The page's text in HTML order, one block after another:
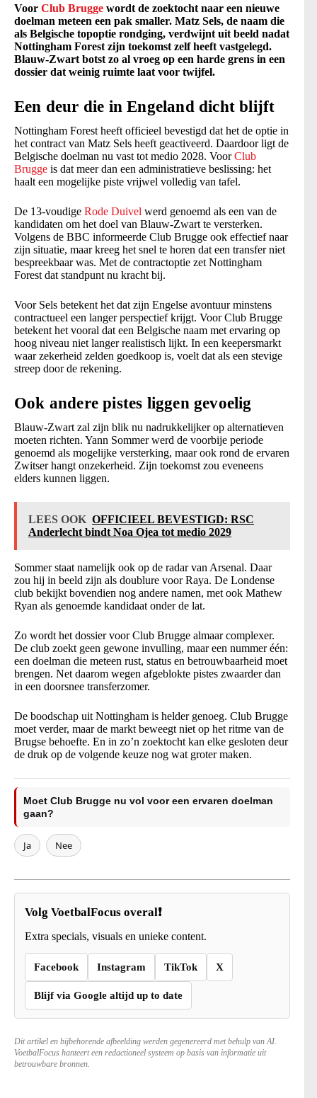
Voor Club Brugge wordt de zoektocht naar een nieuwe
doelman meteen een pak smaller. Matz Sels, de naam die
als Belgische topoptie rondging, verdwijnt uit beeld nadat
Nottingham Forest zijn toekomst zelf heeft vastgelegd.
Blauw-Zwart botst zo al vroeg op een harde grens in een
dossier dat weinig ruimte laat voor twijfel.
Een deur die in Engeland dicht blijft
Nottingham Forest heeft officieel bevestigd dat het de optie in
het contract van Matz Sels heeft geactiveerd. Daardoor ligt de
Belgische doelman nu vast tot medio 2028. VoorClub
Brugge is dat meer dan een administratieve beslissing: het
haalt een mogelijke piste vrijwel volledig van tafel.
De 13-voudige Rode Duivel werd genoemd als een van de
kandidaten om het doel van Blauw-Zwart te versterken.
Volgens de BBC informeerde Club Brugge ook effectief naar
zijn situatie, maar kreeg het snel te horen dat een transfer niet
bespreekbaar was. Met de contractoptie zet Nottingham
Forest dat standpunt nu kracht bij.
Voor Sels betekent het dat zijn Engelse avontuur minstens
contractueel een langer perspectief krijgt. Voor Club Brugge
betekent het vooral dat een Belgische naam met ervaring op
hoog niveau niet langer realistisch lijkt. In een keepersmarkt
waar zekerheid zelden goedkoop is, voelt dat als een stevige
streep door de rekening.
Ook andere pistes liggen gevoelig
Blauw-Zwart zal zijn blik nu nadrukkelijker op alternatieven
moeten richten. Yann Sommer werd de voorbije periode
genoemd als mogelijke versterking, maar ook rond de ervaren
Zwitser hangt onzekerheid. Zijn toekomst zou eveneens
elders kunnen liggen.
LEES OOK OFFICIEEL BEVESTIGD: RSC
Anderlecht bindt Noa Ojea tot medio 2029
Sommer staat namelijk ook op de radar van Arsenal. Daar
zou hij in beeld zijn als doublure voor Raya. De Londense
club bekijkt bovendien nog andere namen, met ook Mathew
Ryan als genoemde kandidaat onder de lat.
Zo wordt het dossier voor Club Brugge almaar complexer.
De club zoekt geen gewone invulling, maar een nummer één:
een doelman die meteen rust, status en betrouwbaarheid moet
brengen. Net daarom wegen afgeblokte pistes zwaarder dan
in een doorsnee transferzomer.
De boodschap uit Nottingham is helder genoeg. Club Brugge
moet verder, maar de markt beweegt niet op het ritme van de
Brugse behoefte. En in zo’n zoektocht kan elke gesloten deur
de druk op de volgende keuze nog wat groter maken.
Moet Club Brugge nu vol voor een ervaren doelman
gaan?
Ja Nee
Volg VoetbalFocus overal❗
Extra specials, visuals en unieke content.
Facebook Instagram TikTok X
Blijf via Google altijd up to date
Dit artikel en bijbehorende afbeelding werden gegenereerd met behulp van AI.
VoetbalFocus hanteert een redactioneel systeem op basis van informatie uit
betrouwbare bronnen.